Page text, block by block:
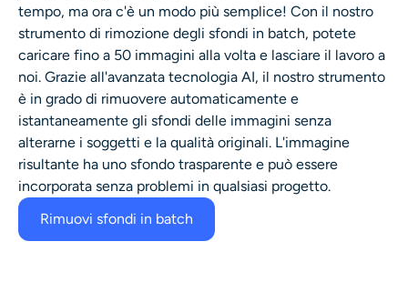
Generatore di colpi alla testa AI
Creatore di foto per passaporti
Strumenti video
Effetti video
Potenziatore video
tempo, ma ora c'è un modo più semplice! Con il nostro
strumento di rimozione degli sfondi in batch, potete
caricare fino a 50 immagini alla volta e lasciare il lavoro a
noi. Grazie all'avanzata tecnologia AI, il nostro strumento
è in grado di rimuovere automaticamente e
istantaneamente gli sfondi delle immagini senza
alterarne i soggetti e la qualità originali. L'immagine
risultante ha uno sfondo trasparente e può essere
incorporata senza problemi in qualsiasi progetto.
Rimuovi sfondi in batch